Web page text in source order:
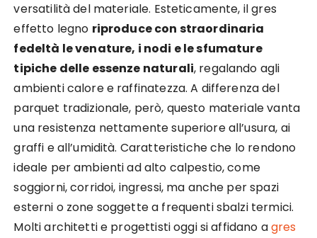
versatilità del materiale. Esteticamente, il gres
effetto legno riproduce con straordinaria
fedeltà le venature, i nodi e le sfumature
tipiche delle essenze naturali, regalando agli
ambienti calore e raffinatezza. A differenza del
parquet tradizionale, però, questo materiale vanta
una resistenza nettamente superiore all’usura, ai
graffi e all’umidità. Caratteristiche che lo rendono
ideale per ambienti ad alto calpestio, come
soggiorni, corridoi, ingressi, ma anche per spazi
esterni o zone soggette a frequenti sbalzi termici.
Molti architetti e progettisti oggi si affidano agres